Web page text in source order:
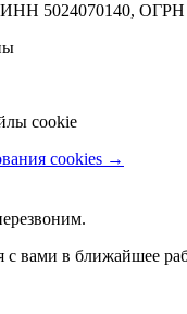
5024070140, ОГРН
cookie
cookies →
с вами в ближайшее